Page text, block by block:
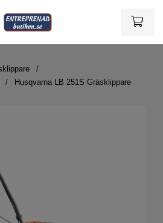
Husqvarna LB 251S Gräsklippare